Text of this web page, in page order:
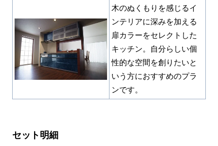
木のぬくもりを感じるイ
ンテリアに深みを加える
扉カラーをセレクトした
キッチン。自分らしい個
性的な空間を創りたいと
いう方におすすめのプラ
ンです。
セット明細